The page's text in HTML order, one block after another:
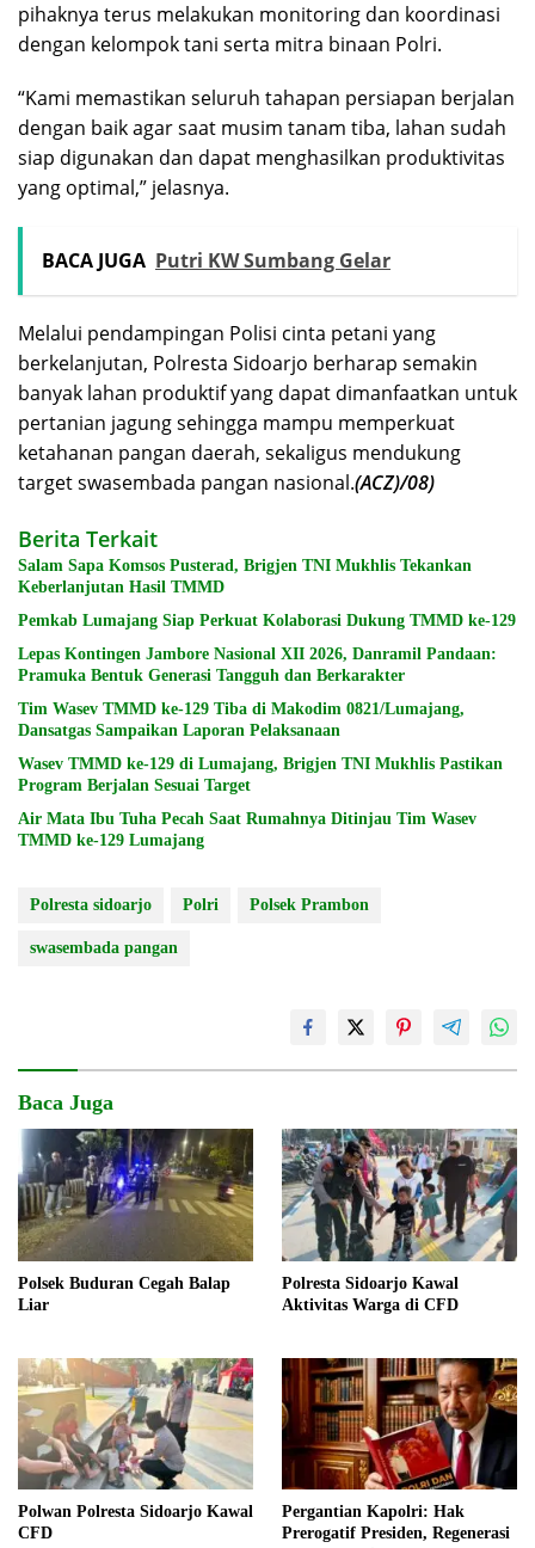
pihaknya terus melakukan monitoring dan koordinasi
dengan kelompok tani serta mitra binaan Polri.
“Kami memastikan seluruh tahapan persiapan berjalan
dengan baik agar saat musim tanam tiba, lahan sudah
siap digunakan dan dapat menghasilkan produktivitas
yang optimal,” jelasnya.
BACA JUGA Putri KW Sumbang Gelar
Melalui pendampingan Polisi cinta petani yang
berkelanjutan, Polresta Sidoarjo berharap semakin
banyak lahan produktif yang dapat dimanfaatkan untuk
pertanian jagung sehingga mampu memperkuat
ketahanan pangan daerah, sekaligus mendukung
target swasembada pangan nasional.(ACZ)/08)
Berita Terkait
Salam Sapa Komsos Pusterad, Brigjen TNI Mukhlis Tekankan
Keberlanjutan Hasil TMMD
Pemkab Lumajang Siap Perkuat Kolaborasi Dukung TMMD ke-129
Lepas Kontingen Jambore Nasional XII 2026, Danramil Pandaan:
Pramuka Bentuk Generasi Tangguh dan Berkarakter
Tim Wasev TMMD ke-129 Tiba di Makodim 0821/Lumajang,
Dansatgas Sampaikan Laporan Pelaksanaan
Wasev TMMD ke-129 di Lumajang, Brigjen TNI Mukhlis Pastikan
Program Berjalan Sesuai Target
Air Mata Ibu Tuha Pecah Saat Rumahnya Ditinjau Tim Wasev
TMMD ke-129 Lumajang
Polresta sidoarjo Polri Polsek Prambon
swasembada pangan
Baca Juga
Polsek Buduran Cegah Balap
Liar
Polresta Sidoarjo Kawal
Aktivitas Warga di CFD
Polwan Polresta Sidoarjo Kawal
CFD
Pergantian Kapolri: Hak
Prerogatif Presiden, Regenerasi